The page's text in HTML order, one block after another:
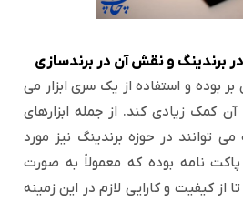
برندینگ و نقش آن در برندسازی
بوده و استفاده از یک سری ابزار می
آن کمک زیادی کند. از جمله ابزارهای
توانند در حوزه برندینگ نیز مورد
پاکت نامه بوده که معمولاً به صورت
کیفیت و کارایی لازم در این زمینه